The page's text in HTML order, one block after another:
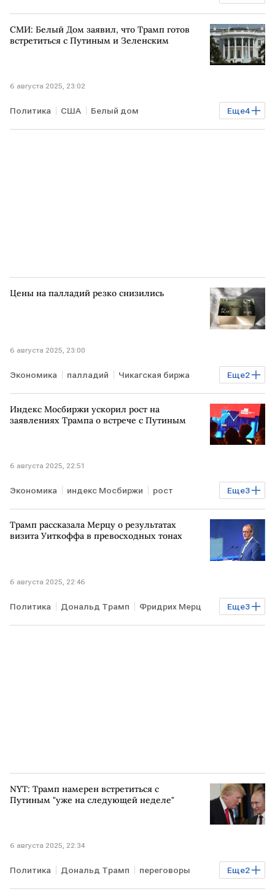
поддержка экономики СМИ
СМИ: Белый Дом заявил, что Трамп готов
встретиться с Путиным и Зеленским
6 августа 2025, 23:02
Еще4
Политика США Белый дом
Дональд Трамп Владимир Путин
Цены на палладий резко снизились
6 августа 2025, 23:00
Еще2
Экономика палладий Чикагская биржа
цены пошлины
Индекс Мосбиржи ускорил рост на
заявлениях Трампа о встрече с Путиным
6 августа 2025, 22:51
Еще3
Экономика индекс Мосбиржи рост
Дональд Трамп Владимир Путин встреча
Трамп рассказала Мерцу о результатах
визита Уиткоффа в превосходных тонах
6 августа 2025, 22:46
Еще3
Политика Дональд Трамп Фридрих Мерц
Стив Уиткофф Владимир Путин
NYT: Трамп намерен встретиться с
Путиным "уже на следующей неделе"
6 августа 2025, 22:34
Еще2
Политика Дональд Трамп переговоры